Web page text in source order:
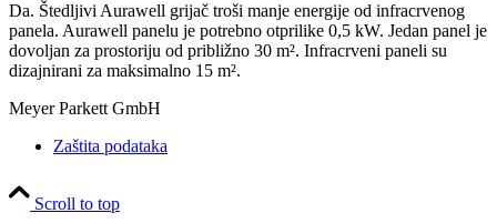
Da. Štedljivi Aurawell grijač troši manje energije od infracrvenog
panela. Aurawell panelu je potrebno otprilike 0,5 kW. Jedan panel je
dovoljan za prostoriju od približno 30 m². Infracrveni paneli su
dizajnirani za maksimalno 15 m².
Meyer Parkett GmbH
Zaštita podataka
Scroll to top